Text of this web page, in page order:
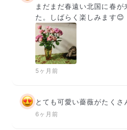
まだまだ春遠い北国に春が
た。しばらく楽しみます😊
5ヶ月前
とても可愛い薔薇がたくさ
6ヶ月前